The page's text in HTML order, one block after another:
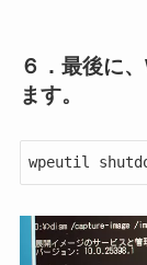
６．最後に
ます。
wpeutil